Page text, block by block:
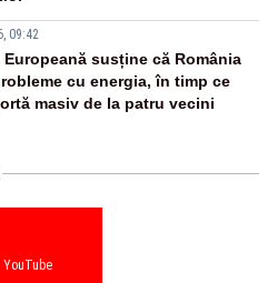
09:42
Europeană susține că România
cu energia, în timp ce
masiv de la patru vecini
YouTube